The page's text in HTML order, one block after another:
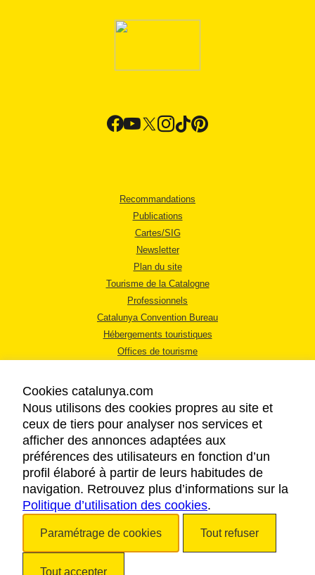
Recommandations
Publications
Cartes/SIG
Newsletter
Plan du site
Tourisme de la Catalogne
Professionnels
Catalunya Convention Bureau
Hébergements touristiques
Offices de tourisme
MENTIONS LÉGALES
RÈGLES DE CONFIDENTIALITÉ
COOKIES
ACCESSIBILITÉ
Cookies catalunya.com
Nous utilisons des cookies propres au site et
ceux de tiers pour analyser nos services et
afficher des annonces adaptées aux
préférences des utilisateurs en fonction d’un
profil élaboré à partir de leurs habitudes de
navigation. Retrouvez plus d’informations sur la
Politique d’utilisation des cookies.
Paramétrage de cookies Tout refuser
Tout accepter